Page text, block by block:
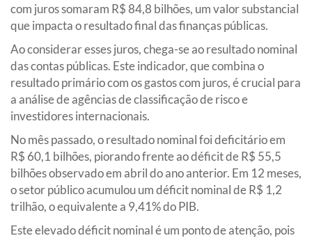
com juros somaram R$ 84,8 bilhões, um valor substancial
que impacta o resultado final das finanças públicas.
Ao considerar esses juros, chega-se ao resultado nominal
das contas públicas. Este indicador, que combina o
resultado primário com os gastos com juros, é crucial para
a análise de agências de classificação de risco e
investidores internacionais.
No mês passado, o resultado nominal foi deficitário em
R$ 60,1 bilhões, piorando frente ao déficit de R$ 55,5
bilhões observado em abril do ano anterior. Em 12 meses,
o setor público acumulou um déficit nominal de R$ 1,2
trilhão, o equivalente a 9,41% do PIB.
Este elevado déficit nominal é um ponto de atenção, pois